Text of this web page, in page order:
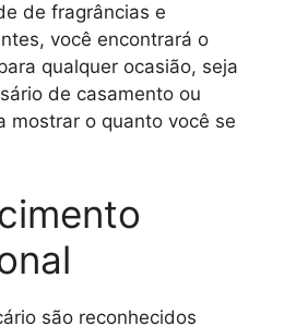
de fragrâncias e
você encontrará o
qualquer ocasião, seja
de casamento ou
mostrar o quanto você se
são reconhecidos